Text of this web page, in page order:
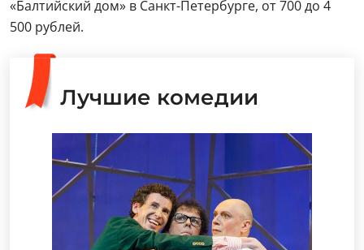
«Балтийский дом» в Санкт-Петербурге, от 700 до 4
500 рублей.
Лучшие комедии